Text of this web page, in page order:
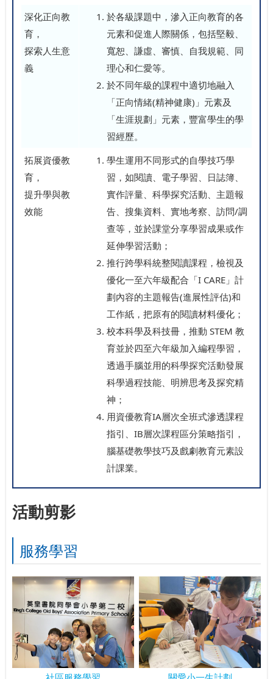
深化正向教
育，
探索人生意
義
於各級課題中，滲入正向教育的各
元素和促進人際關係，包括堅毅、
寬恕、謙虛、審慎、自我規範、同
理心和仁愛等。
於不同年級的課程中適切地融入
「正向情緒(精神健康)」元素及
「生涯規劃」元素，豐富學生的學
習經歷。
拓展資優教
育，
提升學與教
效能
學生運用不同形式的自學技巧學
習，如閱讀、電子學習、日誌簿、
實作評量、科學探究活動、主題報
告、搜集資料、實地考察、訪問/調
查等，並於課堂分享學習成果或作
延伸學習活動；
推行跨學科統整閱讀課程，檢視及
優化一至六年級配合「I CARE」計
劃內容的主題報告(進展性評估)和
工作紙，把原有的閱讀材料優化；
校本科學及科技冊，推動 STEM 教
育並於四至六年級加入編程學習，
透過手腦並用的科學探究活動發展
科學過程技能、明辨思考及探究精
神；
用資優教育IA層次全班式滲透課程
指引、IB層次課程區分策略指引，
腦基礎教學技巧及戲劇教育元素設
計課業。
活動剪影
服務學習